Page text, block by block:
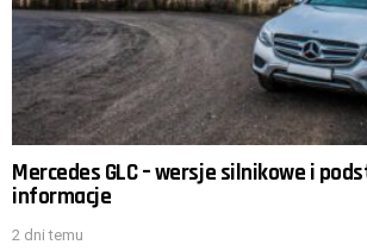
Mercedes GLC – wersje silnikowe i
informacje
2 dni temu